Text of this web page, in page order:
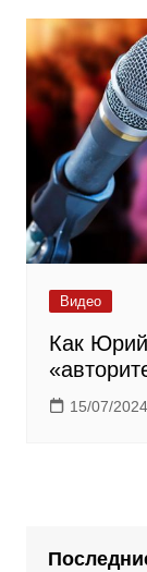
Видео
Как
15/07/2024